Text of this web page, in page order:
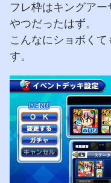
フレ枠はキングア
やつだったはず。
こんなにショボく
す。